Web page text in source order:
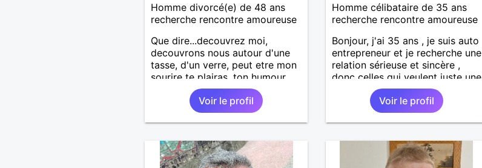
Homme divorcé(e) de 48 ans
recherche rencontre amoureuse
Que dire...decouvrez moi,
decouvrons nous autour d'une
tasse, d'un verre, peut etre mon
sourire te plairas, ton humour
me fera pouffer.. en tout cas on
a tout a gagner.Voir le profil
Homme célibataire de 35 ans
recherche rencontre amoureuse
Bonjour, j'ai 35 ans , je suis auto
entrepreneur et je recherche une
relation sérieuse et sincère ,
donc celles qui veulent juste une
rencontre d'un soir sans
lendemain ça ne m'intéresse
pas, donc pas la peine de me
contacter. J'aime la nature, le
randonnées, les sorties entre
amis et en famille. Je suis d'un
Voir le profil